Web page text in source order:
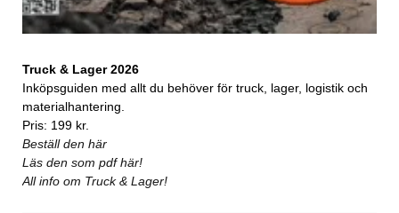
Truck & Lager 2026
Inköpsguiden med allt du behöver för truck, lager, logistik och
materialhantering.
Pris: 199 kr.
Beställ den här
Läs den som pdf här!
All info om Truck & Lager!